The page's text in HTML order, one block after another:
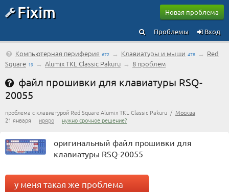
Fixim Новая проблема
Вход
Проблемы
Компьютерная периферия 672 → Клавиатуры и мыши 478 → Red
Square 19 → Alumix TKL Classic Pakuru → 8 проблем
файл прошивки для клавиатуры RSQ-
20055
проблема с клавиатурой Red Square Alumix TKL Classic Pakuru / Москва
21 января иряро нужно срочное решение?
оригинальный файл прошивки для
клавиатуры RSQ-20055
у меня такая же проблема